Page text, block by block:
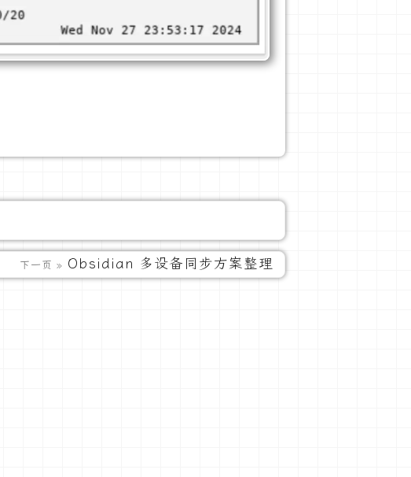
下一页 » Obsidian 多设备同步方案整理